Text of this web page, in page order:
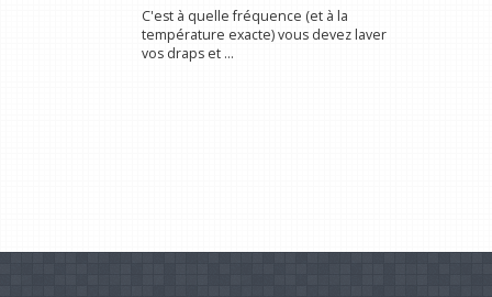
C'est à quelle fréquence (et à la
température exacte) vous devez laver
vos draps et ...